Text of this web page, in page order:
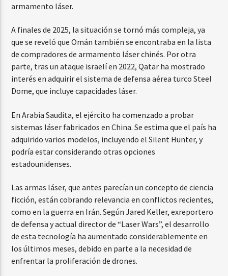
armamento láser.
A finales de 2025, la situación se tornó más compleja, ya
que se reveló que Omán también se encontraba en la lista
de compradores de armamento láser chinés. Por otra
parte, tras un ataque israelí en 2022, Qatar ha mostrado
interés en adquirir el sistema de defensa aérea turco Steel
Dome, que incluye capacidades láser.
En Arabia Saudita, el ejército ha comenzado a probar
sistemas láser fabricados en China. Se estima que el país ha
adquirido varios modelos, incluyendo el Silent Hunter, y
podría estar considerando otras opciones
estadounidenses.
Las armas láser, que antes parecían un concepto de ciencia
ficción, están cobrando relevancia en conflictos recientes,
como en la guerra en Irán. Según Jared Keller, exreportero
de defensa y actual director de “Laser Wars”, el desarrollo
de esta tecnología ha aumentado considerablemente en
los últimos meses, debido en parte a la necesidad de
enfrentar la proliferación de drones.